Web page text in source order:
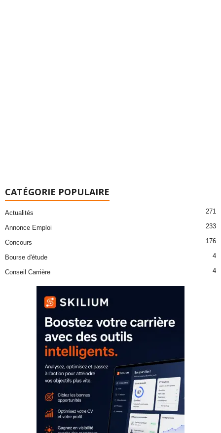
CATÉGORIE POPULAIRE
Actualités 271
Annonce Emploi 233
Concours 176
Bourse d'étude 4
Conseil Carrière 4